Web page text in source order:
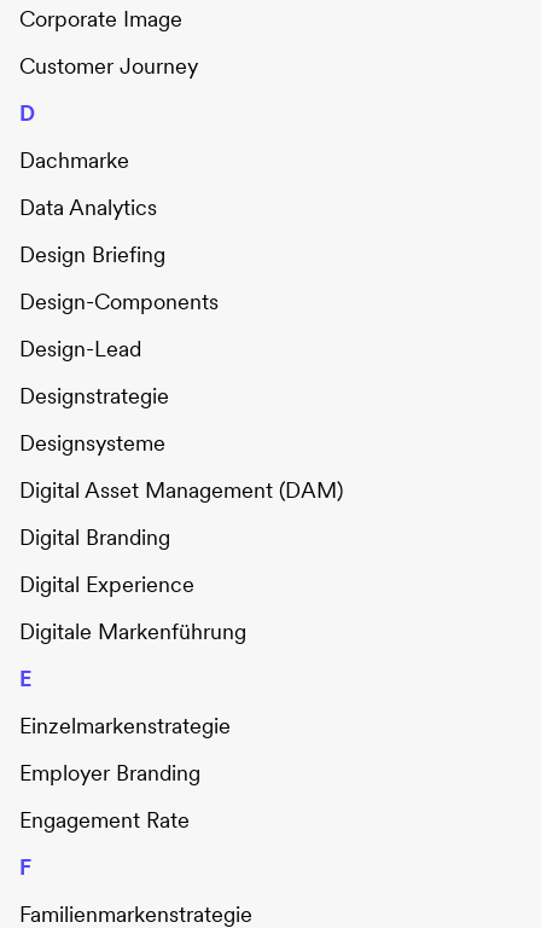
Corporate Image
Customer Journey
D
Dachmarke
Data Analytics
Design Briefing
Design-Components
Design-Lead
Designstrategie
Designsysteme
Digital Asset Management (DAM)
Digital Branding
Digital Experience
Digitale Markenführung
E
Einzelmarkenstrategie
Employer Branding
Engagement Rate
F
Familienmarkenstrategie